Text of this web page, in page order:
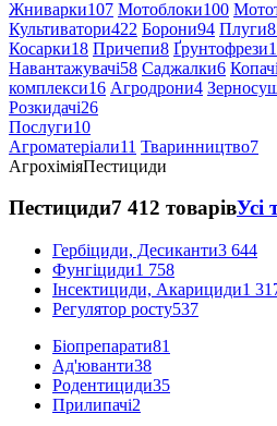
Жниварки107 Мотоблоки100
Культиватори422 Борони94 Плуги
Косарки18 Причепи8 Ґрунтофрези
Навантажувачі58 Саджалки6 Копачі
комплекси16 Агродрони4
Розкидачі26
Послуги10
Агроматеріали11 Тваринництво7
АгрохіміяПестициди
Пестициди7 412 товарівУсі
Гербіциди, Десиканти3 644
Фунгіциди1 758
Інсектициди, Акарициди1
Регулятор росту537
Біопрепарати81
Ад'юванти38
Родентициди35
Прилипачі2